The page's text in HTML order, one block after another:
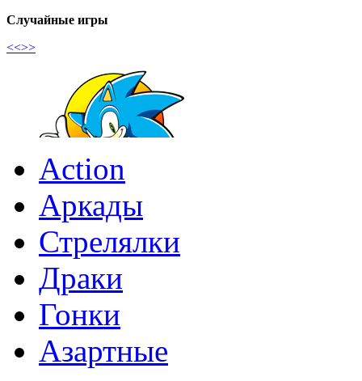
Случайные игры
<<>>
Action
Аркады
Стрелялки
Драки
Гонки
Азартные